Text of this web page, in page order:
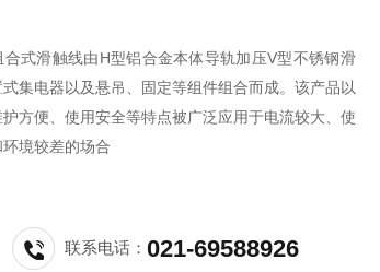
合式滑触线由H型铝合金本体导轨加压V型不锈钢滑
集电器以及悬吊、固定等组件组合而成。该产品以
方便、使用安全等特点被广泛应用于电流较大、使
境较差的场合
联系电话：021-69588926